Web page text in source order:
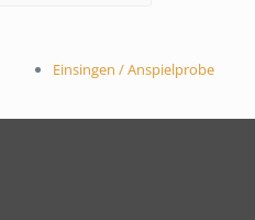
Einsingen / Anspielprobe